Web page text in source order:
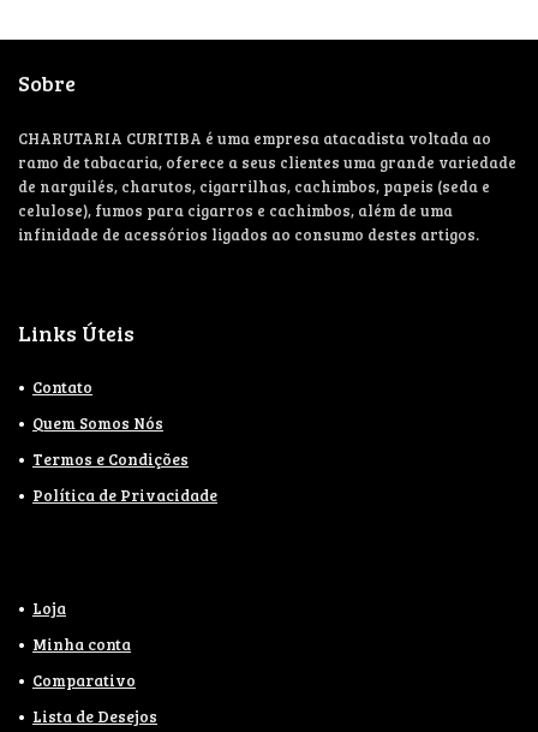
Sobre
CHARUTARIA CURITIBA é uma empresa atacadista voltada ao
ramo de tabacaria, oferece a seus clientes uma grande variedade
de narguilés, charutos, cigarrilhas, cachimbos, papeis (seda e
celulose), fumos para cigarros e cachimbos, além de uma
infinidade de acessórios ligados ao consumo destes artigos.
Links Úteis
Contato
Quem Somos Nós
Termos e Condições
Política de Privacidade
Loja
Minha conta
Comparativo
Lista de Desejos